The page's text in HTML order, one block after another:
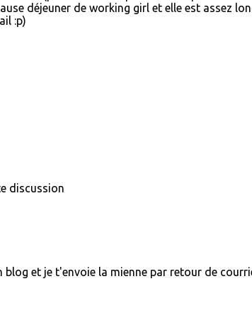
déjeuner de working girl et elle est assez
:p)
discussion
et je t'envoie la mienne par retour de